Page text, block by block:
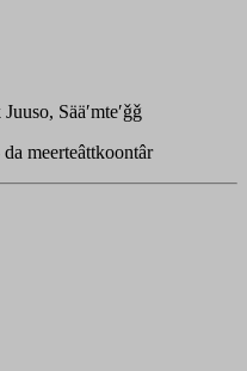
Sääʹmteʹǧǧ
da meerteâttkoontâr